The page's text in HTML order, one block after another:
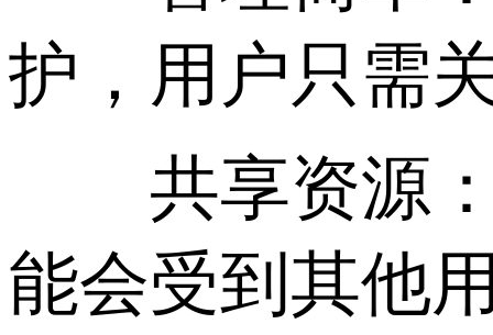
护，用户只需
共享资源：
能会受到其他